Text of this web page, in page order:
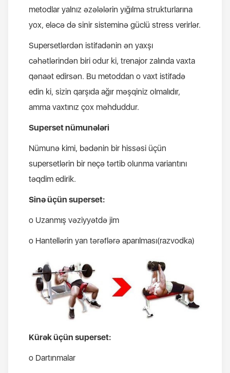
metodlar yalnız əzələlərin yığılma strukturlarına
yox, eləcə də sinir sisteminə güclü stress verirlər.
Supersetlərdən istifadənin ən yaxşı
cəhətlərindən biri odur ki, trenajor zalında vaxta
qənaət edirsən. Bu metoddan o vaxt istifadə
edin ki, sizin qarşıda ağır məşqiniz olmalıdır,
amma vaxtınız çox məhduddur.
Superset nümunələri
Nümunə kimi, bədənin bir hissəsi üçün
supersetlərin bir neçə tərtib olunma variantını
təqdim edirik.
Sinə üçün superset:
o Uzanmış vəziyyətdə jim
o Hantellərin yan tərəflərə aparılması(razvodka)
Kürək üçün superset:
o Dartınmalar